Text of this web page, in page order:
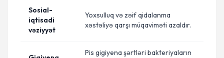
Sosial-
iqtisadi
vəziyyət
Yoxsulluq və zəif qidalanma
xəstəliyə qarşı müqaviməti azaldır.
Pis gigiyena şərtləri bakteriyaların